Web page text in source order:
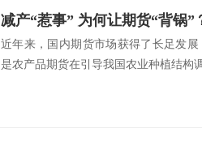
减产“惹事” 为何让期货“背锅”
近年来，国内期货市场获得了长足发
是农产品期货在引导我国农业种植结构